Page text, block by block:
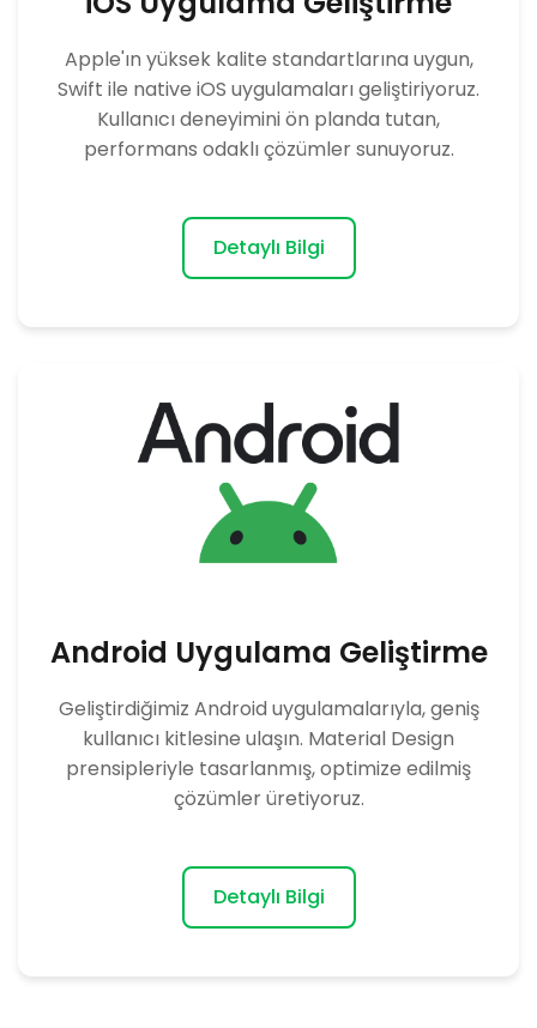
Apple'ın yüksek kalite standartlarına uygun,
Swift ile native iOS uygulamaları geliştiriyoruz.
Kullanıcı deneyimini ön planda tutan,
performans odaklı çözümler sunuyoruz.
Detaylı Bilgi
Android Uygulama Geliştirme
Geliştirdiğimiz Android uygulamalarıyla, geniş
kullanıcı kitlesine ulaşın. Material Design
prensipleriyle tasarlanmış, optimize edilmiş
çözümler üretiyoruz.
Detaylı Bilgi